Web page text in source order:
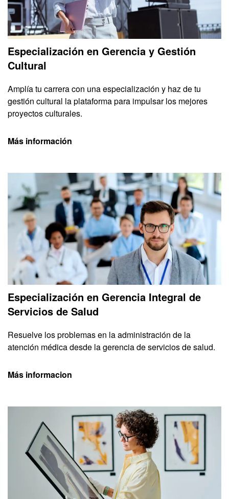
Especialización en Gerencia y Gestión
Cultural
Amplía tu carrera con una especialización y haz de tu
gestión cultural la plataforma para impulsar los mejores
proyectos culturales.
Más información
Especialización en Gerencia Integral de
Servicios de Salud
Resuelve los problemas en la administración de la
atención médica desde la gerencia de servicios de salud.
Más informacion